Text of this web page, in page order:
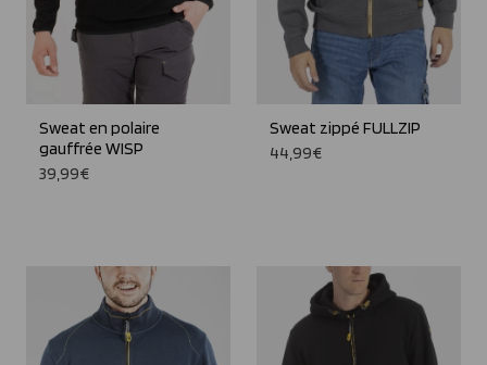
Sweat en polaire
gauffrée WISP
39,99€
Sweat zippé FULLZIP
44,99€